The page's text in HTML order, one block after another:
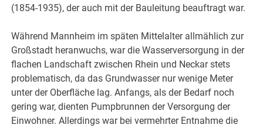
(1854-1935), der auch mit der Bauleitung beauftragt war.
Während Mannheim im späten Mittelalter allmählich zur
Großstadt heranwuchs, war die Wasserversorgung in der
flachen Landschaft zwischen Rhein und Neckar stets
problematisch, da das Grundwasser nur wenige Meter
unter der Oberfläche lag. Anfangs, als der Bedarf noch
gering war, dienten Pumpbrunnen der Versorgung der
Einwohner. Allerdings war bei vermehrter Entnahme die